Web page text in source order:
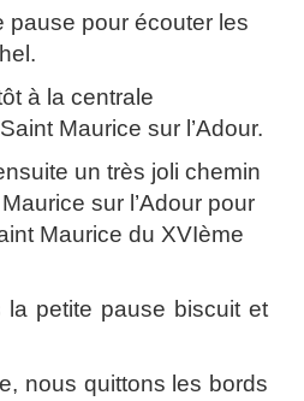
pause pour écouter les
à la centrale
Maurice sur l’Adour.
un très joli chemin
sur l’Adour pour
Maurice du XVIème
petite pause biscuit et
nous quittons les bords